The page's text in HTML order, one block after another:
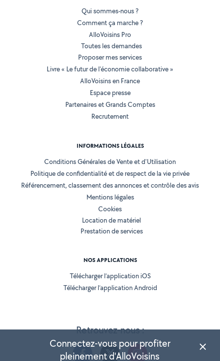
Retrouvez-nous :
Qui sommes-nous ?
Comment ça marche ?
AlloVoisins Pro
Toutes les demandes
Proposer mes services
Livre « Le futur de l'économie collaborative »
AlloVoisins en France
Espace presse
Partenaires et Grands Comptes
Recrutement
INFORMATIONS LÉGALES
Conditions Générales de Vente et d'Utilisation
Politique de confidentialité et de respect de la vie privée
Référencement, classement des annonces et contrôle des avis
Mentions légales
Cookies
Location de matériel
Prestation de services
NOS APPLICATIONS
Télécharger l’application iOS
Télécharger l’application Android
Connectez-vous pour profiter
pleinement d'AlloVoisins